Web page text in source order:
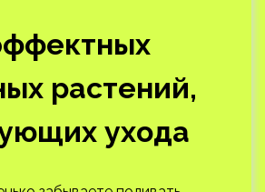
растений,
ухода